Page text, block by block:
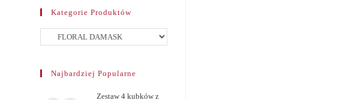
Kategorie Produktów
Najbardziej Popularne
Zestaw 4 kubków z